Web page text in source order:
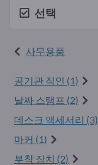
선택
사무용품
공기관 직인 (1)
날짜 스탬프 (2)
데스크 액세서리 (3)
마커 (1)
부착 장치 (2)